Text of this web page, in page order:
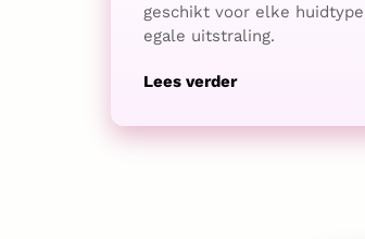
geschikt voor elke
egale uitstraling.
Lees verder